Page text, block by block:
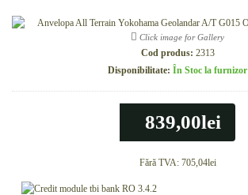
Click image for Gallery
Cod produs: 2313
Disponibilitate: În Stoc la furnizor
839,00lei
Fără TVA: 705,04lei